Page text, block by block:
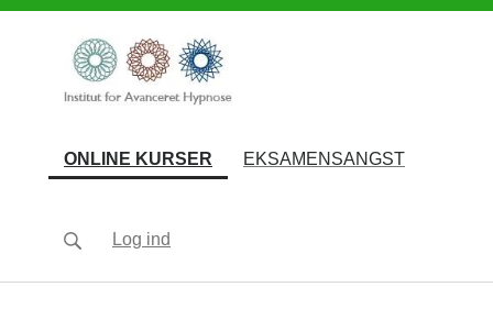
ONLINE KURSER (current)
EKSAMENSANGST
Log ind